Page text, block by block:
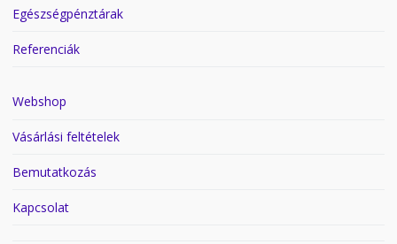
Egészségpénztárak
Referenciák
Webshop
Vásárlási feltételek
Bemutatkozás
Kapcsolat